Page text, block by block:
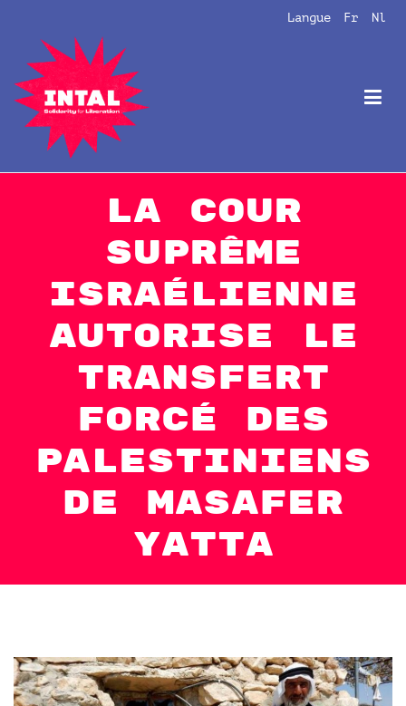
Langue Fr Nl
Intal
Globalize Solidarity!
La Cour
suprême
israélienne
autorise le
transfert
forcé des
Palestiniens
de Masafer
Yatta